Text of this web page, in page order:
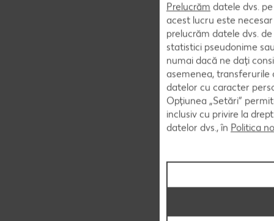
Prelucrăm datele dvs.
acest lucru este
prelucrăm datele dvs.
statistici pseudonime
numai dacă ne dați
asemenea,
datelor cu caracter
Opțiunea „Setări”
inclusiv cu privire la
datelor dvs., în Politica